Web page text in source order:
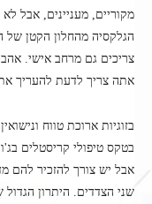
מקוריים, מעניינים, אבל
הגלקסיה מהחלון הקטן
צריכים גם מרחב אישי.
אתה צריך לדעת להעריך
בזוגיות ארוכת טווח
בטקס טיפולי קריסטלים
אבל יש צורך להזכיר להם
שני הצדדים. היתרון